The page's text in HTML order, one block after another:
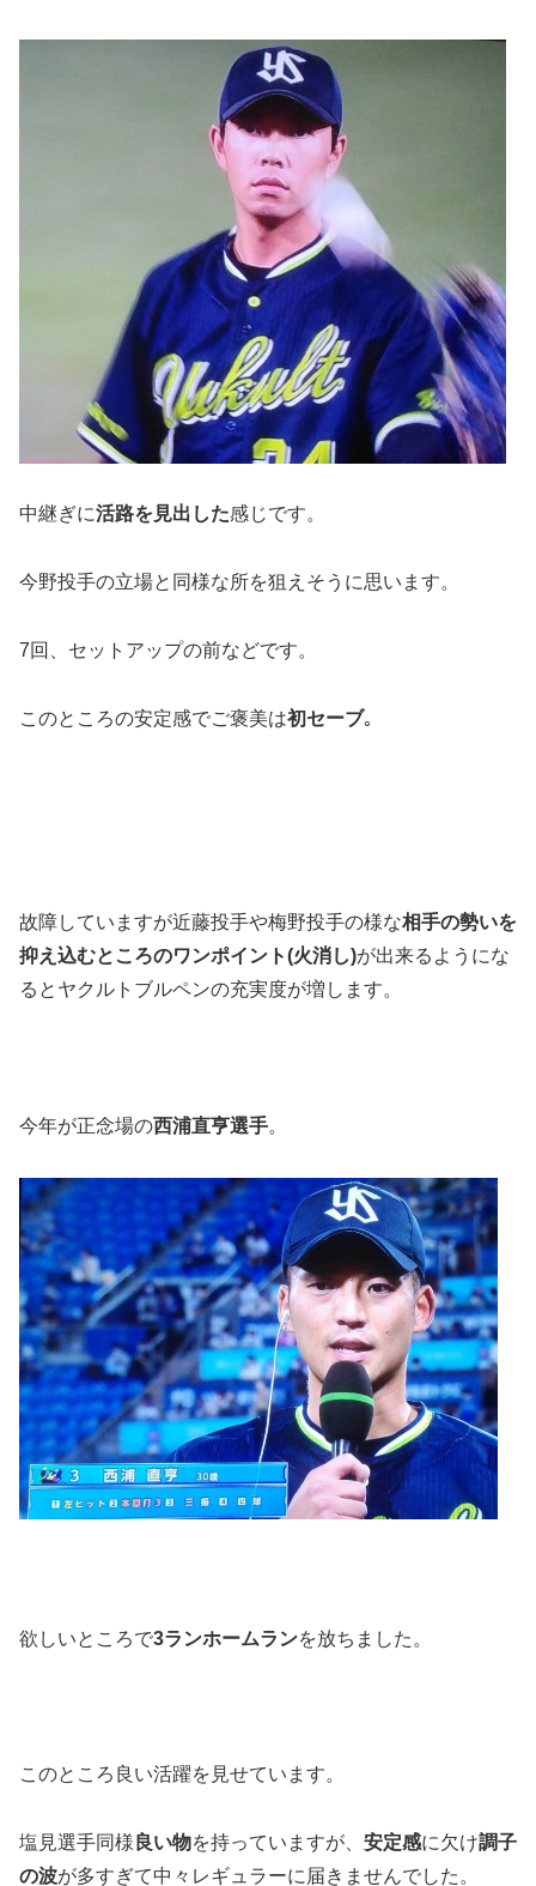
中継ぎに活路を見出した感じです。
今野投手の立場と同様な所を狙えそうに思います。
7回、セットアップの前などです。
このところの安定感でご褒美は初セーブ｡
故障していますが近藤投手や梅野投手の様な相手の勢いを
抑え込むところのワンポイント(火消し)が出来るようにな
るとヤクルトブルペンの充実度が増します。
今年が正念場の西浦直亨選手。
欲しいところで3ランホームランを放ちました。
このところ良い活躍を見せています。
塩見選手同様 良い物を持っていますが、 安定感に欠け調子
の波が多すぎて中々レギュラーに届きませんでした。